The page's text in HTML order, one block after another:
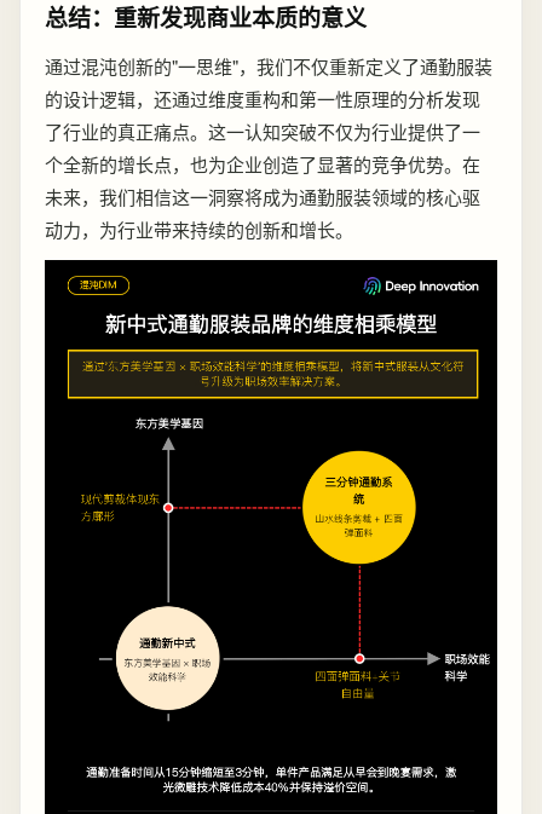
总结：重新发现商业本质的意义
通过混沌创新的"一思维"，我们不仅重新定义了通勤服装
的设计逻辑，还通过维度重构和第一性原理的分析发现
了行业的真正痛点。这一认知突破不仅为行业提供了一
个全新的增长点，也为企业创造了显著的竞争优势。在
未来，我们相信这一洞察将成为通勤服装领域的核心驱
动力，为行业带来持续的创新和增长。